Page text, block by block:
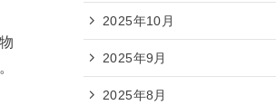
2025年10月
2025年9月
2025年8月